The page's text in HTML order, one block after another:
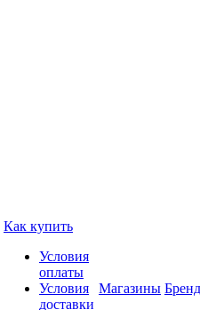
Как купить
Условия
оплаты
Условия
доставки
Магазины